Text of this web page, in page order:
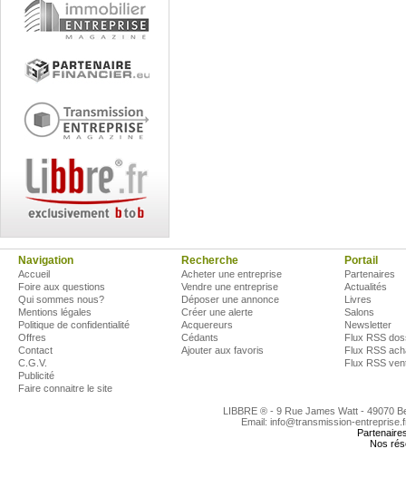
Navigation
Accueil
Foire aux questions
Qui sommes nous?
Mentions légales
Politique de confidentialité
Offres
Contact
C.G.V.
Publicité
Faire connaitre le site
Recherche
Acheter une entreprise
Vendre une entreprise
Déposer une annonce
Créer une alerte
Acquereurs
Cédants
Ajouter aux favoris
Portail
Partenaires
Actualités
Livres
Salons
Newsletter
Flux RSS
Flux RSS
Flux RSS
LIBBRE ® - 9 Rue James Watt - 49070
Email: info@transmission-
Nos